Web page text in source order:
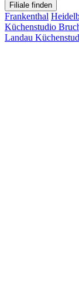
Filiale finden
Frankenthal
Küchenstudio
Landau